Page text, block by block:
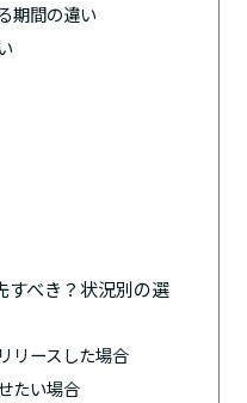
期間の違い
すべき？状況別の選
リースした場合
たい場合